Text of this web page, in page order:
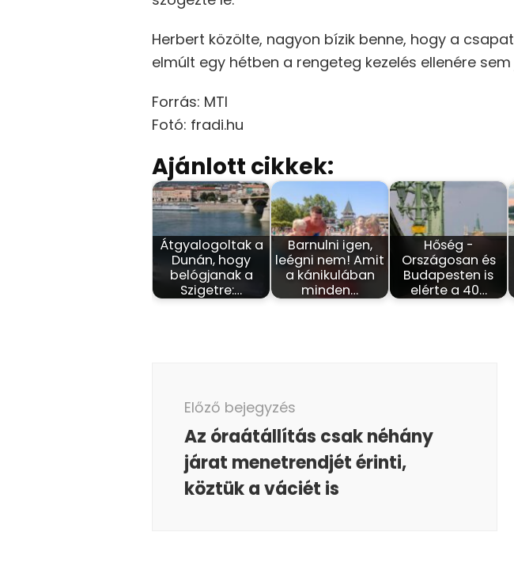
Herbert közölte, nagyon bízik benne, hogy a
elmúlt egy hétben a rengeteg kezelés ellenére
Forrás: MTI
Fotó: fradi.hu
Ajánlott cikkek:
Átgyalogoltak a
Dunán, hogy
belógjanak a
Szigetre:…
Barnulni igen,
leégni nem! Amit
a kánikulában
minden…
Hőség -
Országosan és
Budapesten is
elérte a 40…
navigáció
Előző bejegyzés
Az óraátállítás csak néhány
járat menetrendjét érinti,
köztük a váciét is